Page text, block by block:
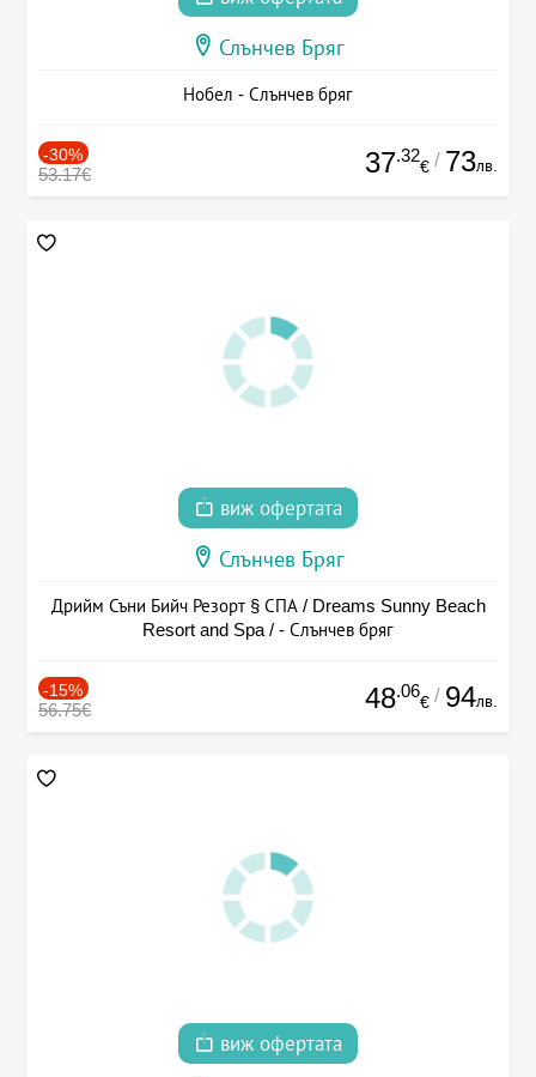
Слънчев Бряг
Нобел - Слънчев бряг
-30%
53.17€ 37.32
€ / 73лв.
виж офертата
Слънчев Бряг
Дрийм Съни Бийч Резорт § СПА / Dreams Sunny Beach
Resort and Spa / - Слънчев бряг
-15%
56.75€ 48.06
€ / 94лв.
виж офертата